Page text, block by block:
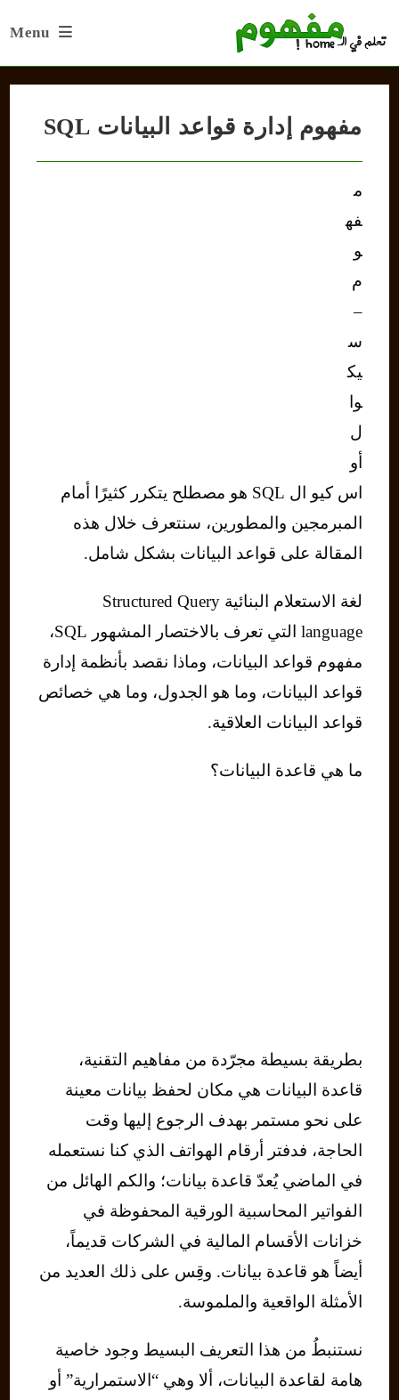
Menu
مفهوم إدارة قواعد البيانات SQL
م
فه
و
م
–
س
يك
وا
ل
أو
اس كيو ال SQL هو مصطلح يتكرر كثيرًا أمام
المبرمجين والمطورين، سنتعرف خلال هذه
المقالة على قواعد البيانات بشكل شامل.
لغة الاستعلام البنائية Structured Query
language التي تعرف بالاختصار المشهور SQL،
مفهوم قواعد البيانات، وماذا نقصد بأنظمة إدارة
قواعد البيانات، وما هو الجدول، وما هي خصائص
قواعد البيانات العلاقية.
ما هي قاعدة البيانات؟
بطريقة بسيطة مجرّدة من مفاهيم التقنية،
قاعدة البيانات هي مكان لحفظ بيانات معينة
على نحو مستمر بهدف الرجوع إليها وقت
الحاجة، فدفتر أرقام الهواتف الذي كنا نستعمله
في الماضي يُعدّ قاعدة بيانات؛ والكم الهائل من
الفواتير المحاسبية الورقية المحفوظة في
خزانات الأقسام المالية في الشركات قديماً،
أيضاً هو قاعدة بيانات. وقِس على ذلك العديد من
الأمثلة الواقعية والملموسة.
نستنبطُ من هذا التعريف البسيط وجود خاصية
هامة لقاعدة البيانات، ألا وهي “الاستمرارية” أو